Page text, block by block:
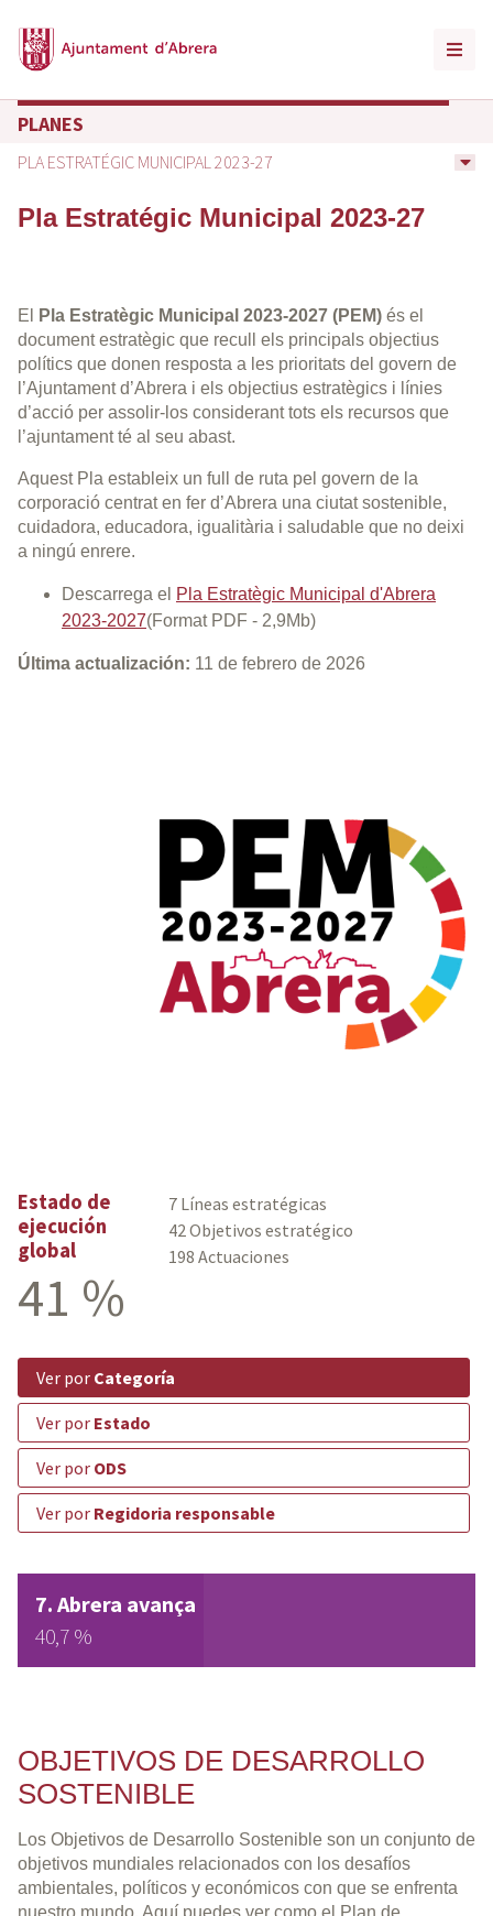
PLANES
PLA ESTRATÉGIC MUNICIPAL 2023-27
Pla Estratégic Municipal 2023-27
El Pla Estratègic Municipal 2023-2027 (PEM) és el
document estratègic que recull els principals objectius
polítics que donen resposta a les prioritats del govern de
l’Ajuntament d’Abrera i els objectius estratègics i línies
d’acció per assolir-los considerant tots els recursos que
l’ajuntament té al seu abast.
Aquest Pla estableix un full de ruta pel govern de la
corporació centrat en fer d’Abrera una ciutat sostenible,
cuidadora, educadora, igualitària i saludable que no deixi
a ningú enrere.
Descarrega el Pla Estratègic Municipal d'Abrera
2023-2027(Format PDF - 2,9Mb)
Última actualización: 11 de febrero de 2026
Estado de
ejecución
global
41 %
7 Líneas estratégicas
42 Objetivos estratégico
198 Actuaciones
ver por Categoría
ver por Estado
ver por ODS
ver por Regidoria responsable
Abrera avança
40,7 %
OBJETIVOS DE DESARROLLO
SOSTENIBLE
Los Objetivos de Desarrollo Sostenible son un conjunto de
objetivos mundiales relacionados con los desafíos
ambientales, políticos y económicos con que se enfrenta
nuestro mundo. Aquí puedes ver como el Plan de